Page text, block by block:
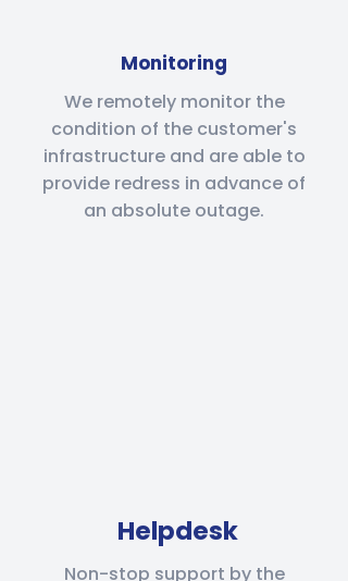
Monitoring
We remotely monitor the
condition of the customer's
infrastructure and are able to
provide redress in advance of
an absolute outage.
Helpdesk
Non-stop support by the